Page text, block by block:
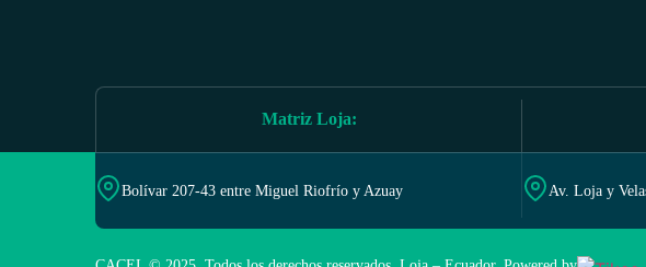
Matriz Loja:
Bolívar 207-43 entre Miguel Riofrío y Azuay Av. Loja y